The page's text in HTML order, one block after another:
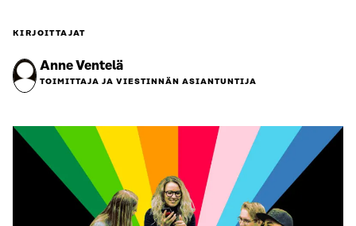
KIRJOITTAJAT
Anne Ventelä
TOIMITTAJA JA VIESTINNÄN ASIANTUNTIJA